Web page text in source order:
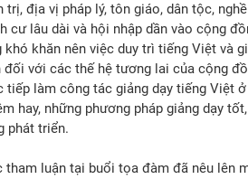
trị, địa vị pháp lý, tôn giáo, dân tộc,
lâu dài và hội nhập dần vào cộng
khăn nên việc duy trì tiếng Việt và
với các thế hệ tương lai của cộng
làm công tác giảng dạy tiếng Việt
hay, những phương pháp giảng dạy
phát triển.
luận tại buổi tọa đàm đã nêu lên